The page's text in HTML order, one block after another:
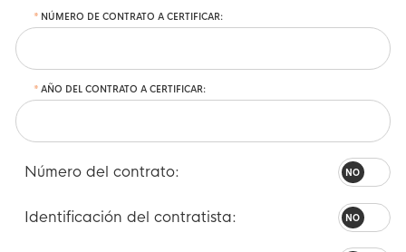
NÚMERO DE CONTRATO A CERTIFICAR:
AÑO DEL CONTRATO A CERTIFICAR:
Número del contrato:
Identificación del contratista: